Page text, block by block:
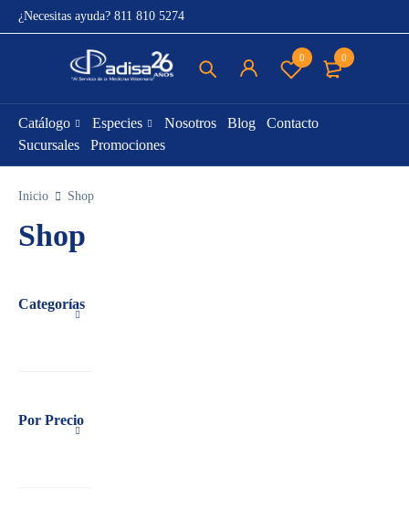
¿Necesitas ayuda? 811 810 5274
0
0
Catálogo Especies Nosotros Blog
Contacto
Sucursales
Promociones
Inicio Shop
Shop
Categorías
Por Precio